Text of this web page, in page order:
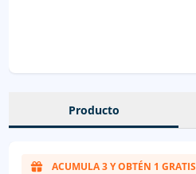
Producto
ACUMULA 3 Y OBTÉN 1 GRATIS